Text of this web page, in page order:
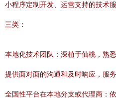
小程序定制开发、运营支持的技术
三类：
本地化技术团队：深植于仙桃，熟
提供面对面的沟通和及时响应，服务
全国性平台在本地分支或代理商：